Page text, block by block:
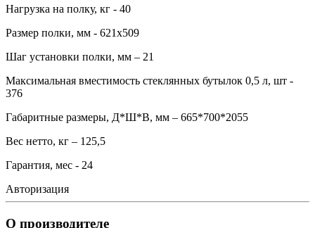
Нагрузка на полку, кг - 40
Размер полки, мм - 621x509
Шаг установки полки, мм – 21
Максимальная вместимость стеклянных бутылок 0,5 л, шт -
376
Габаритные размеры, Д*Ш*В, мм – 665*700*2055
Вес нетто, кг – 125,5
Гарантия, мес - 24
Авторизация
О производителе